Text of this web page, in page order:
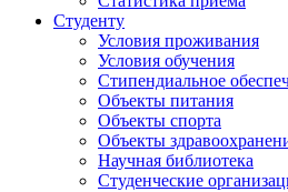
Студенту
Условия проживания
Условия обучения
Стипендиальное
Объекты питания
Объекты спорта
Объекты
Научная библиотека
Студенческие